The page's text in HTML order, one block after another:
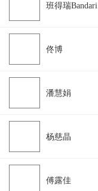
班得瑞Bandari
佟博
潘慧娟
杨慈晶
傅露佳